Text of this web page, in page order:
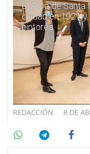
El Arco de Santa
ciudad en 1921
pintores
8 DE
REDACCIÓN